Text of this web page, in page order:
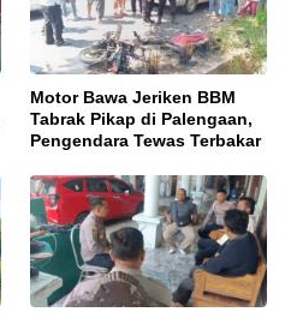
Motor Bawa Jeriken BBM
Tabrak Pikap di Palengaan,
Pengendara Tewas Terbakar